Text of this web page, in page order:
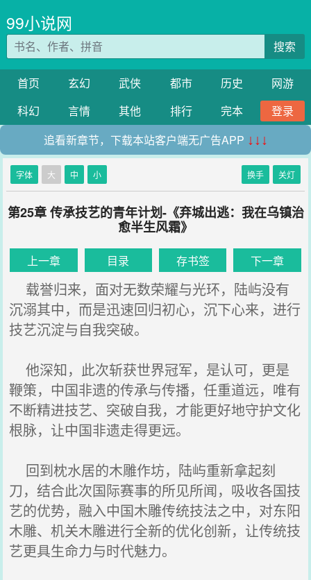
99小说网
搜索
首页 玄幻 武侠 都市 历史
网游
科幻
言情 其他 排行 完本
登录
追看新章节，下载本站客户端无广告APP ↓↓↓
字体 大 中 小 换手 关灯
第25章 传承技艺的青年计划-《弃城出逃：我在乌镇治
愈半生风霜》
上一章 目录 存书签 下一章
载誉归来，面对无数荣耀与光环，陆屿没有
沉溺其中，而是迅速回归初心，沉下心来，进行
技艺沉淀与自我突破。
他深知，此次斩获世界冠军，是认可，更是
鞭策，中国非遗的传承与传播，任重道远，唯有
不断精进技艺、突破自我，才能更好地守护文化
根脉，让中国非遗走得更远。
回到枕水居的木雕作坊，陆屿重新拿起刻
刀，结合此次国际赛事的所见所闻，吸收各国技
艺的优势，融入中国木雕传统技法之中，对东阳
木雕、机关木雕进行全新的优化创新，让传统技
艺更具生命力与时代魅力。